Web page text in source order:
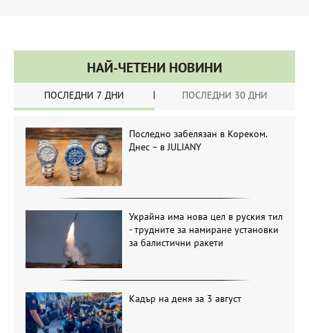
НАЙ-ЧЕТЕНИ НОВИНИ
ПОСЛЕДНИ 7 ДНИ ПОСЛЕДНИ 30 ДНИ
Последно забелязан в Кореком.
Днес – в JULIANY
Украйна има нова цел в руския тил
- трудните за намиране установки
за балистични ракети
Кадър на деня за 3 август